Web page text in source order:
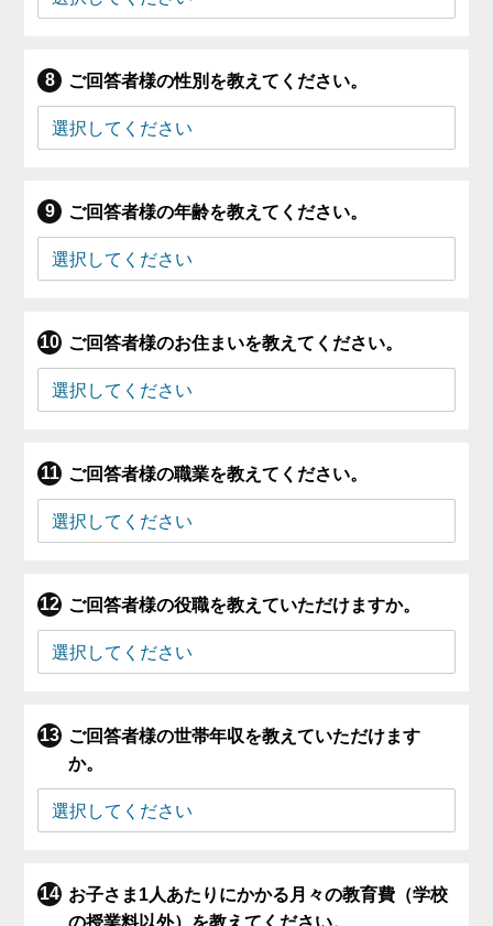
ご回答者様の性別を教えてください。
ご回答者様の年齢を教えてください。
ご回答者様のお住まいを教えてください。
ご回答者様の職業を教えてください。
ご回答者様の役職を教えていただけますか。
ご回答者様の世帯年収を教えていただけます
か。
お子さま1人あたりにかかる月々の教育費（学校
の授業料以外）を教えてください。